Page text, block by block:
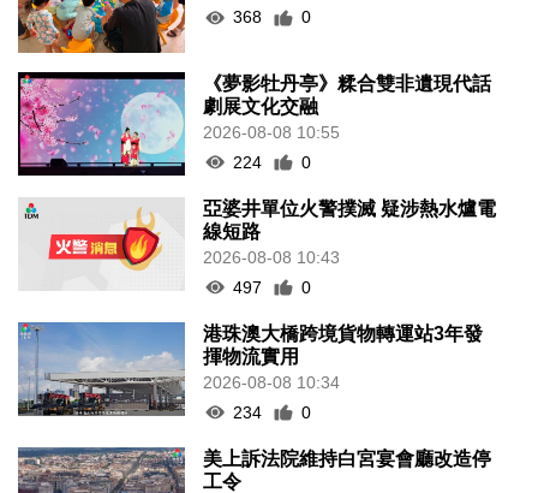
368
0
《夢影牡丹亭》糅合雙非遺現代話
劇展文化交融
2026-08-08 10:55
224
0
亞婆井單位火警撲滅 疑涉熱水爐電
線短路
2026-08-08 10:43
497
0
港珠澳大橋跨境貨物轉運站3年發
揮物流實用
2026-08-08 10:34
234
0
美上訴法院維持白宮宴會廳改造停
工令